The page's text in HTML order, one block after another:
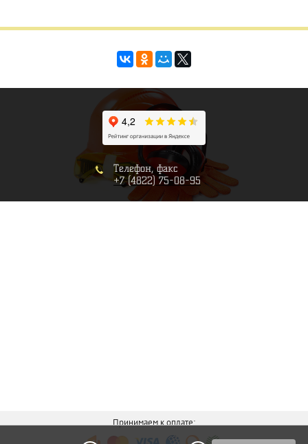
Телефон, факс
+7 (4822) 75-08-95
Принимаем к оплате: